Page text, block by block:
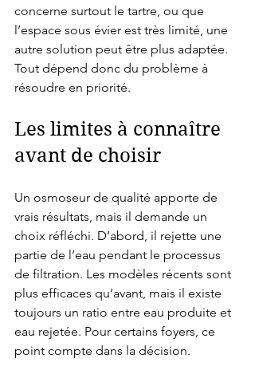
concerne surtout le tartre, ou que
l’espace sous évier est très limité, une
autre solution peut être plus adaptée.
Tout dépend donc du problème à
résoudre en priorité.
Les limites à connaître
avant de choisir
Un osmoseur de qualité apporte de
vrais résultats, mais il demande un
choix réfléchi. D’abord, il rejette une
partie de l’eau pendant le processus
de filtration. Les modèles récents sont
plus efficaces qu’avant, mais il existe
toujours un ratio entre eau produite et
eau rejetée. Pour certains foyers, ce
point compte dans la décision.